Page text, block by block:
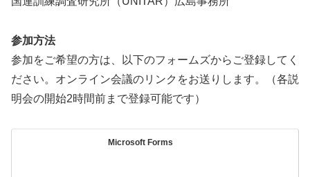
参加方法
参加をご希望の方は、以下のフォームズからご登録してく
ださい。オンライン会議のリンクをお送りします。（各説
明会の開始2時間前まで登録可能です）
Microsoft Forms